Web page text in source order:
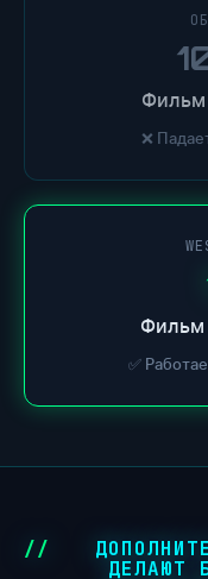
Фильм
❌
Фильм
✅
ДЕЛАЮТ